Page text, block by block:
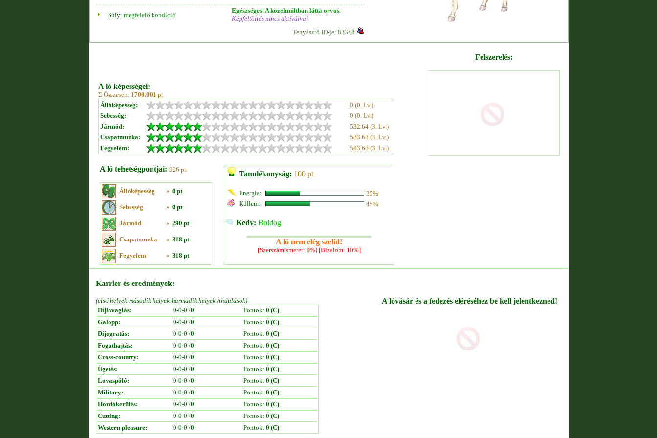
Súly: megfelelő kondíció
Egészséges! A közelmúltban látta orvos.
Képfeltöltés nincs aktiválva!
Tenyésztő ID-je: 83348
A ló képességei:
Σ Összesen: 1700.001 pt
Állóképesség:
0 (0. Lv.)
Sebesség:
0 (0. Lv.)
Jármód:
532.64 (3. Lv.)
Csapatmunka:
583.68 (3. Lv.)
Fegyelem:
583.68 (3. Lv.)
A ló tehetségpontjai: 926 pt
Állóképesség » 0 pt
Sebesség » 0 pt
Jármód » 290 pt
Csapatmunka » 318 pt
Fegyelem » 318 pt
Tanulékonyság: 100 pt
Energia:
35%
Küllem:
45%
Kedv: Boldog
A ló nem elég szelíd!
[Szerszámismeret: 0%] [Bizalom: 10%]
Felszerelés:
Karrier és eredmények:
(első helyek-második helyek-harmadik helyek /indulások)
Díjlovaglás:
0-0-0 /0 Pontok: 0 (C)
Galopp:
0-0-0 /0 Pontok: 0 (C)
Díjugratás:
0-0-0 /0 Pontok: 0 (C)
Fogathajtás:
0-0-0 /0 Pontok: 0 (C)
Cross-country:
0-0-0 /0 Pontok: 0 (C)
Ügetés:
0-0-0 /0 Pontok: 0 (C)
Lovaspóló:
0-0-0 /0 Pontok: 0 (C)
Military:
0-0-0 /0 Pontok: 0 (C)
Hordókerülés:
0-0-0 /0 Pontok: 0 (C)
Cutting:
0-0-0 /0 Pontok: 0 (C)
Western pleasure:
0-0-0 /0 Pontok: 0 (C)
A lóvásár és a fedezés eléréséhez be kell jelentkezned!